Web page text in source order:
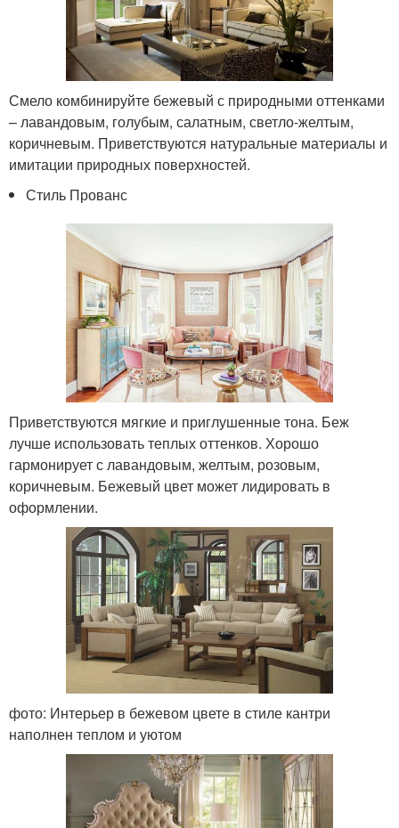
Смело комбинируйте бежевый с природными оттенками
– лавандовым, голубым, салатным, светло-желтым,
коричневым. Приветствуются натуральные материалы и
имитации природных поверхностей.
Стиль Прованс
Приветствуются мягкие и приглушенные тона. Беж
лучше использовать теплых оттенков. Хорошо
гармонирует с лавандовым, желтым, розовым,
коричневым. Бежевый цвет может лидировать в
оформлении.
фото: Интерьер в бежевом цвете в стиле кантри
наполнен теплом и уютом